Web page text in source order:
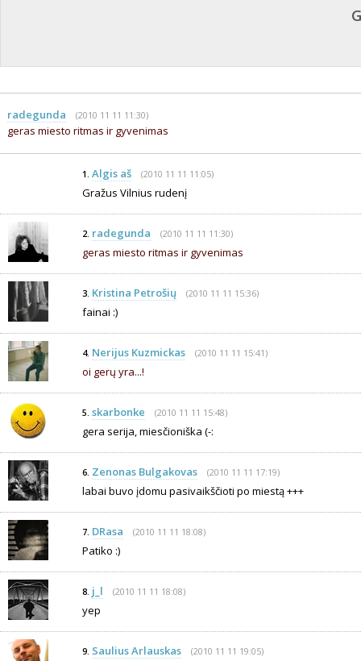
radegunda (2010 11 11 11:30)
geras miesto ritmas ir gyvenimas
1. Algis aš (2010 11 11 11:05)
Gražus Vilnius rudenį
2. radegunda (2010 11 11 11:30)
geras miesto ritmas ir gyvenimas
3. Kristina Petrošių (2010 11 11 15:36)
fainai :)
4. Nerijus Kuzmickas (2010 11 11 15:41)
oi gerų yra...!
5. skarbonke (2010 11 11 15:48)
gera serija, miesčioniška (-:
6. Zenonas Bulgakovas (2010 11 11 17:19)
labai buvo įdomu pasivaikščioti po miestą +++
7. DRasa (2010 11 11 18:08)
Patiko :)
8. j_l (2010 11 11 18:08)
yep
9. Saulius Arlauskas (2010 11 11 19:05)